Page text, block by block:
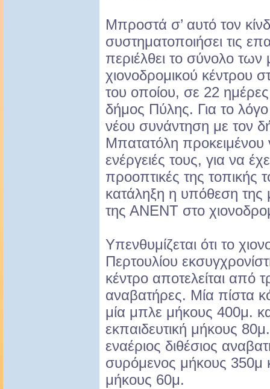
Μπροστά σ’ αυτό τον
συστηματοποιήσει τις
περιέλθει το σύνολο των
χιονοδρομικού κέντρου
του οποίου, σε 22 ημέρες
δήμος Πύλης. Για το
νέου συνάντηση με τον
Μπατατόλη προκειμένου
ενέργειές τους, για να
προοπτικές της τοπικής
κατάληξη η υπόθεση της
της ΑΝΕΝΤ στο
Υπενθυμίζεται ότι το
Περτουλίου
κέντρο αποτελείται από
αναβατήρες. Μία πίστα
μία μπλε μήκους 400μ.
εκπαιδευτική μήκους
εναέριος διθέσιος
συρόμενος μήκους 350μ
μήκους 60μ.